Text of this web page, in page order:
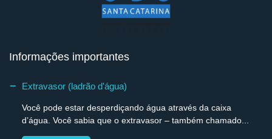
Informações importantes
Extravasor (ladrão d'água)
Você pode estar desperdiçando água através da caixa
d’água. Você sabia que o extravasor – também chamado...